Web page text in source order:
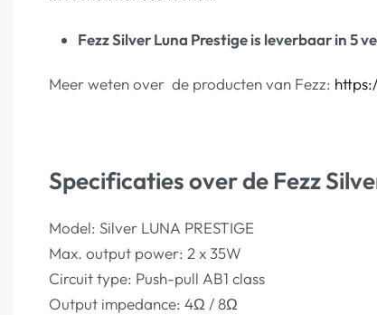
Fezz Silver Luna Prestige is leverbaar in 5
Meer weten over de producten van Fezz:
Specificaties over de Fezz
Model: Silver LUNA PRESTIGE
Max. output power: 2 x 35W
Circuit type: Push-pull AB1 class
Output impedance: 4Ω / 8Ω